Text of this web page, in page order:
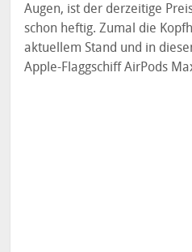
Augen, ist der derzeitige
schon heftig. Zumal die
aktuellem Stand und in
Apple-Flaggschiff AirPods